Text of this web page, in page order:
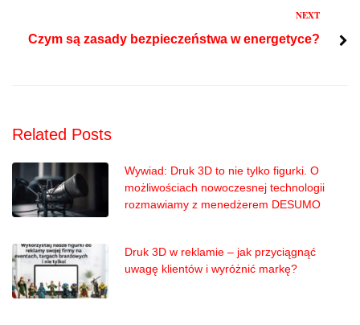
NEXT
Czym są zasady bezpieczeństwa w energetyce?
Related Posts
Wywiad: Druk 3D to nie tylko figurki. O
możliwościach nowoczesnej technologii
rozmawiamy z menedżerem DESUMO
Druk 3D w reklamie – jak przyciągnąć
uwagę klientów i wyróżnić markę?